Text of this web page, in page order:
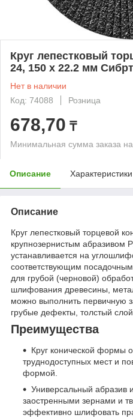
Круг лепестковый
24, 150 х 22.2 мм
Нет в наличии
Код: 74088
Розница
678,70 ₸
Минимальная сумма заказа
Описание Характеристики
Описание
Круг лепестковый торцевой
крупнозернистым абразивом
устанавливается на
соответствующим
для грубой (черновой)
шлифования древесины,
можно выполнить первичную
грубые дефекты, толстый
Преимущества
Круг конической формы
труднодоступных мест и
формой.
Универсальный абразив
заостренными зернами и
эффективно шлифовать